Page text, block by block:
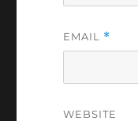
EMAIL *
WEBSITE